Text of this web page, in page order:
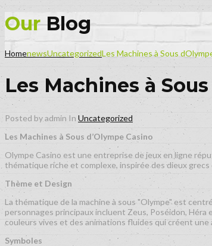
OurBlog
HomenewsUncategorizedLes Machines à Sous
Les Machines à
Posted by admin In Uncategorized
Les Machines à Sous d’Olympe Casino
Olympe Casino est une entreprise de jeux en ligne
thématique riche et complexe, inspirée des dieux grecs
Thème et Design
La thématique de la machine à sous "Olympe" est
personnages principaux incluent Zeus, Poséidon,
couleurs vives et des animations fluides qui créent une
Symboles